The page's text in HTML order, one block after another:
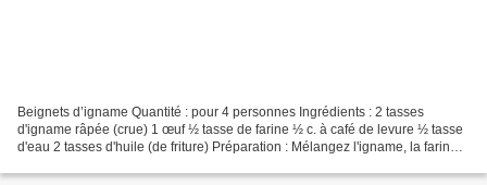
Beignets d’igname Quantité : pour 4 personnes Ingrédients : 2 tasses
d'igname râpée (crue) 1 œuf ½ tasse de farine ½ c. à café de levure ½ tasse
d'eau 2 tasses d'huile (de friture) Préparation : Mélangez l'igname, la farine,